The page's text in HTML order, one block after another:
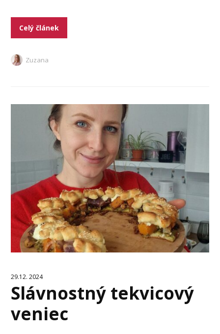
Celý článek
Zuzana
29.12. 2024
Slávnostný tekvicový
veniec